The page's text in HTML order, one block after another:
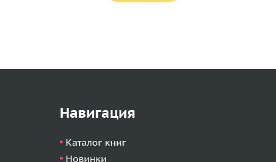
Навигация
Каталог книг
Новинки